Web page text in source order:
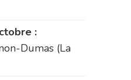
:
Dumas (La